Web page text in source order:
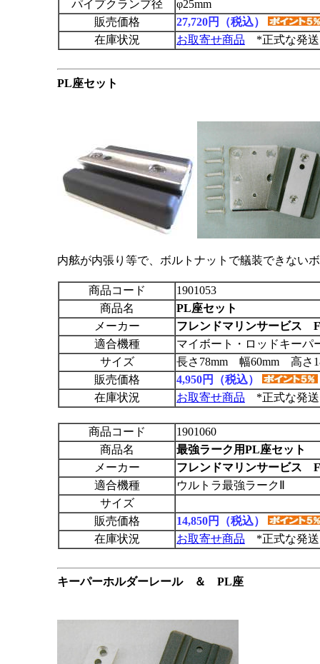
パイプクランプ径
φ25mm
販売価格
27,720円（税込）
在庫状況
お取寄せ商品 *正式な発送
PL座セット
内舷が内張り等で、ボルトナットで艤装できない
商品コード
1901053
商品名
PL座セット
メーカー
フレンドマリンサービス
適合機種
マイボート・ロッドキーパ
サイズ
長さ78mm 幅60mm 高さ
販売価格
4,950円（税込）
在庫状況
お取寄せ商品 *正式な発送
商品コード
1901060
商品名
最強ラーク用PL座セット
メーカー
フレンドマリンサービス
適合機種
ウルトラ最強ラークⅡ
サイズ
販売価格
14,850円（税込）
在庫状況
お取寄せ商品 *正式な発送
キーパーホルダーレール ＆ PL座